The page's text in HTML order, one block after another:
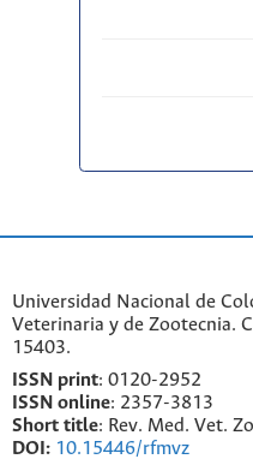
Universidad Nacional de
Veterinaria y de Zootecnia.
15403.
ISSN print: 0120-2952
ISSN online: 2357-3813
Short title: Rev. Med. Vet.
DOI: 10.15446/rfmvz